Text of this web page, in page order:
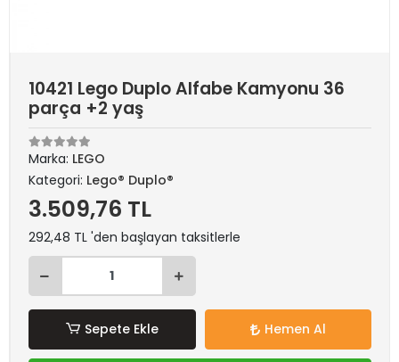
10421 Lego Duplo Alfabe Kamyonu 36
parça +2 yaş
Marka: LEGO
Kategori: Lego® Duplo®
3.509,76 TL
292,48 TL 'den başlayan taksitlerle
Sepete Ekle Hemen Al